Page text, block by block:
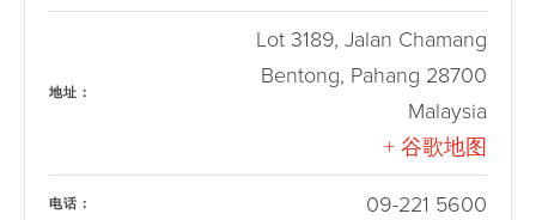
地址：
Lot 3189, Jalan Chamang
Bentong, Pahang 28700
Malaysia
+ 谷歌地图
电话： 09-221 5600